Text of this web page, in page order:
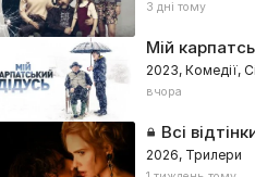
3 дні тому
Мій
2023, Комедії,
вчора
Всі
2026, Трилери